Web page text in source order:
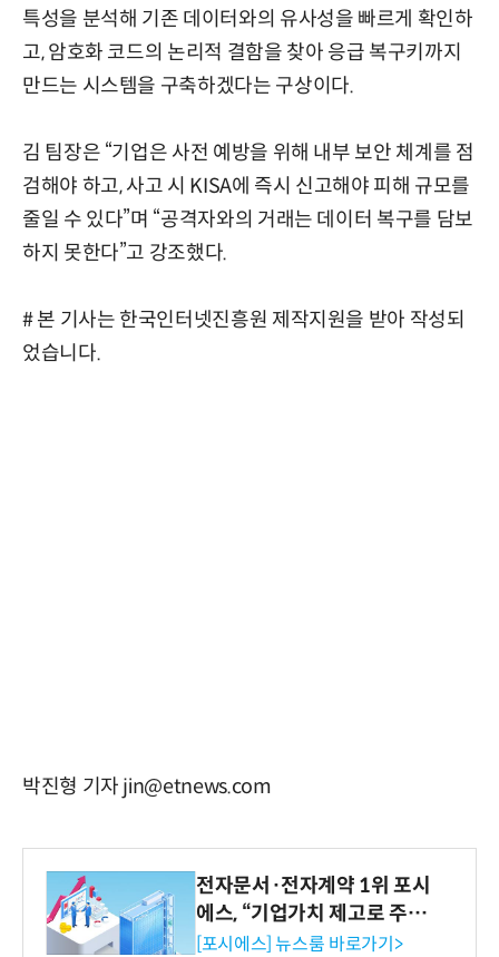
특성을 분석해 기존 데이터와의 유사성을 빠르게 확인하
고, 암호화 코드의 논리적 결함을 찾아 응급 복구키까지
만드는 시스템을 구축하겠다는 구상이다.
김 팀장은 “기업은 사전 예방을 위해 내부 보안 체계를 점
검해야 하고, 사고 시 KISA에 즉시 신고해야 피해 규모를
줄일 수 있다”며 “공격자와의 거래는 데이터 복구를 담보
하지 못한다”고 강조했다.
# 본 기사는 한국인터넷진흥원 제작지원을 받아 작성되
었습니다.
박진형 기자 jin@etnews.com
전자문서·전자계약 1위 포시
에스, “기업가치 제고로 주주
환원 강화” 계획 공시
[포시에스] 뉴스룸 바로가기>